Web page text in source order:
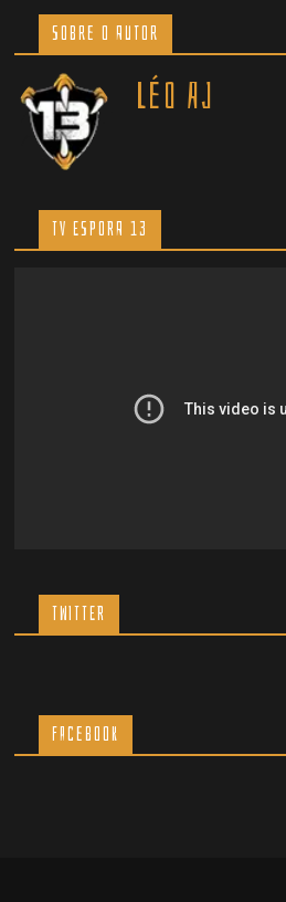
Sobre o Autor
Léo AJ
TV ESPORA 13
TWITTER
Facebook